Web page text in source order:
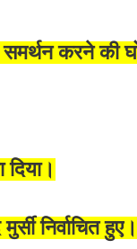
समर्थन करने की
निर्वाचित हुए।